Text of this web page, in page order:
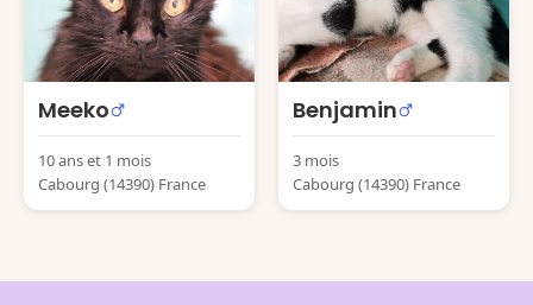
Meeko
10 ans et 1 mois
Cabourg (14390) France
Benjamin
3 mois
Cabourg (14390) France